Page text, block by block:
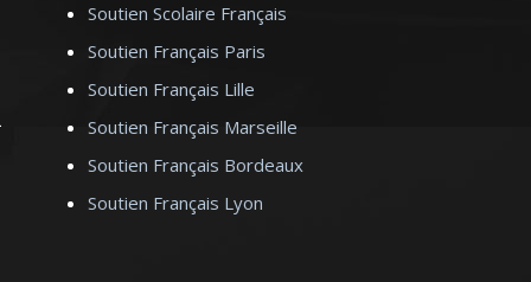
Soutien Scolaire Français
Soutien Français Paris
Soutien Français Lille
Soutien Français Marseille
Soutien Français Bordeaux
Soutien Français Lyon